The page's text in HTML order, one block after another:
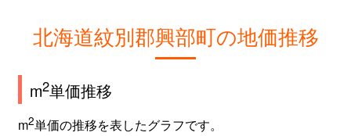
北海道紋別郡興部町の地価推移
m2単価推移
m2単価の推移を表したグラフです。